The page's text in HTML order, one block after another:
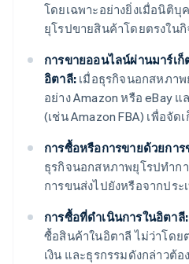
โดยเฉพาะอย่างยิ่งเมื่อนิติ
ยุโรปขายสินค้าโดยตรงใน
การขายออนไลน์ผ่านมาร์เ
อิตาลี: เมื่อธุรกิจนอกสหภา
อย่าง Amazon หรือ eBay
(เช่น Amazon FBA) เพื่อจั
การซื้อหรือการขายด้วยกา
ธุรกิจนอกสหภาพยุโรปทำก
การขนส่งไปยังหรือจากปร
การซื้อที่ดำเนินการในอิตาลี:
ซื้อสินค้าในอิตาลี ไม่ว่าโด
เงิน และธุรกรรมดังกล่าวต้